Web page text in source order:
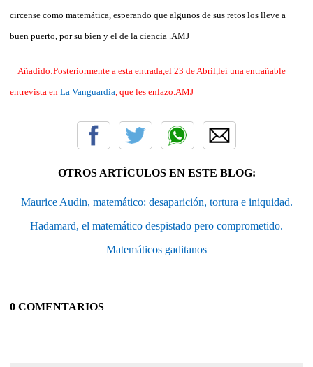
circense como matemática, esperando que algunos de sus retos los lleve a
buen puerto, por su bien y el de la ciencia .AMJ
Añadido:Posteriormente a esta entrada,el 23 de Abril,leí una entrañable
entrevista en La Vanguardia , que les enlazo.AMJ
OTROS ARTÍCULOS EN ESTE BLOG:
Maurice Audin, matemático: desaparición, tortura e iniquidad.
Hadamard, el matemático despistado pero comprometido.
Matemáticos gaditanos
0 COMENTARIOS